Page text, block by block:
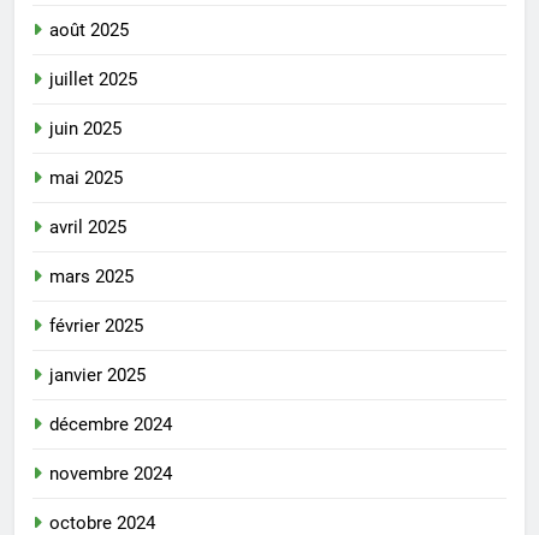
août 2025
juillet 2025
juin 2025
mai 2025
avril 2025
mars 2025
février 2025
janvier 2025
décembre 2024
novembre 2024
octobre 2024